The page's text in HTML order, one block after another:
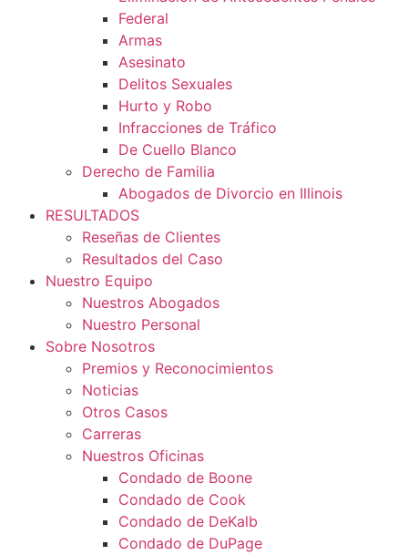
Federal
Armas
Asesinato
Delitos Sexuales
Hurto y Robo
Infracciones de Tráfico
De Cuello Blanco
Derecho de Familia
Abogados de Divorcio en Illinois
RESULTADOS
Reseñas de Clientes
Resultados del Caso
Nuestro Equipo
Nuestros Abogados
Nuestro Personal
Sobre Nosotros
Premios y Reconocimientos
Noticias
Otros Casos
Carreras
Nuestros Oficinas
Condado de Boone
Condado de Cook
Condado de DeKalb
Condado de DuPage